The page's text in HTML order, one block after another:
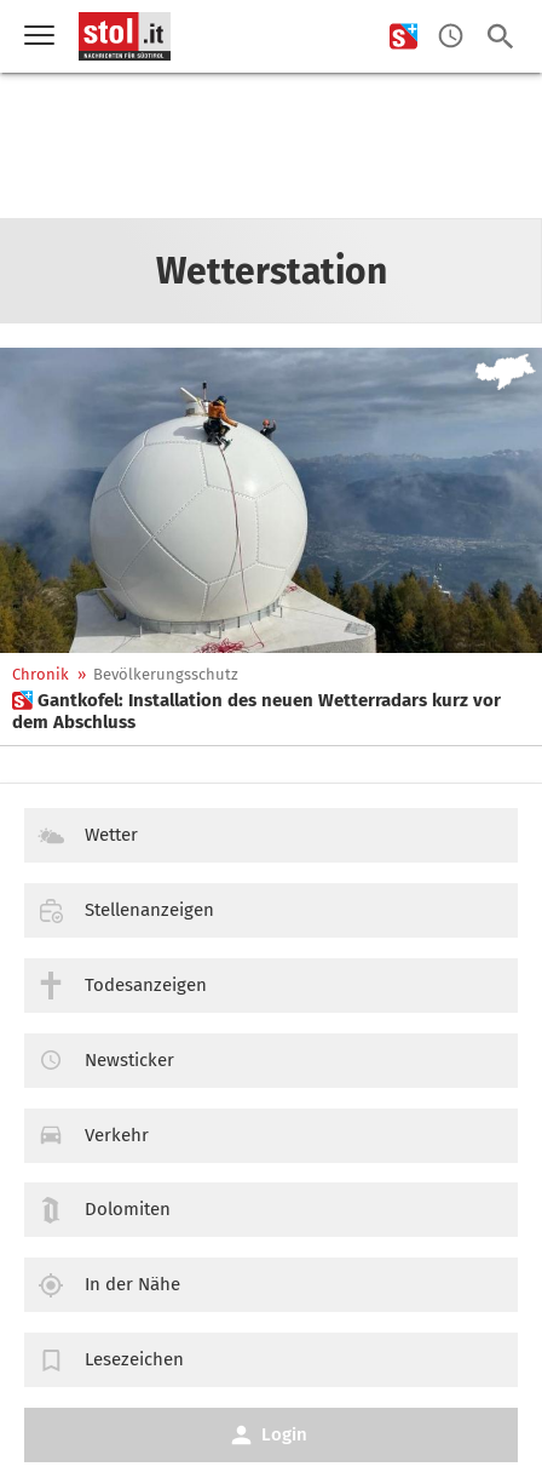
Wetterstation
Chronik » Bevölkerungsschutz
 Gantkofel: Installation des neuen Wetterradars kurz vor
dem Abschluss
Wetter
Stellenanzeigen
Todesanzeigen
Newsticker
Verkehr
Dolomiten
In der Nähe
Lesezeichen
Login